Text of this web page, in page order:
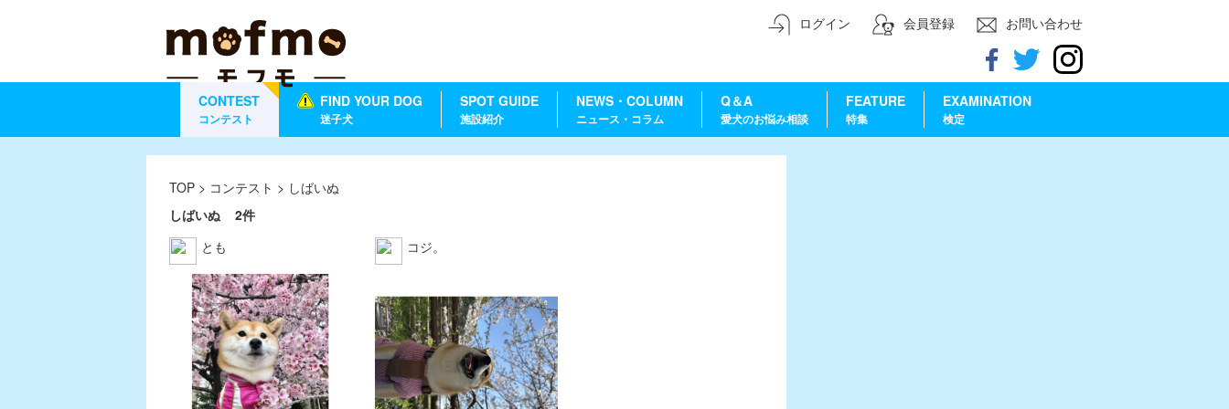
ログイン 会員登録 お問い合わせ
CONTEST
コンテスト
FIND YOUR DOG
迷子犬
SPOT GUIDE
施設紹介
NEWS・COLUMN
ニュース・コラム
Q＆A
愛犬のお悩み相談
FEATURE
特集
EXAMINATION
検定
TOP > コンテスト > しばいぬ
しばいぬ 2件
とも
コジ。